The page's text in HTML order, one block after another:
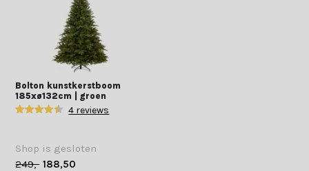
Bolton kunstkerstboom
185xø132cm | groen
4 reviews
Shop is gesloten
249,- 188,50